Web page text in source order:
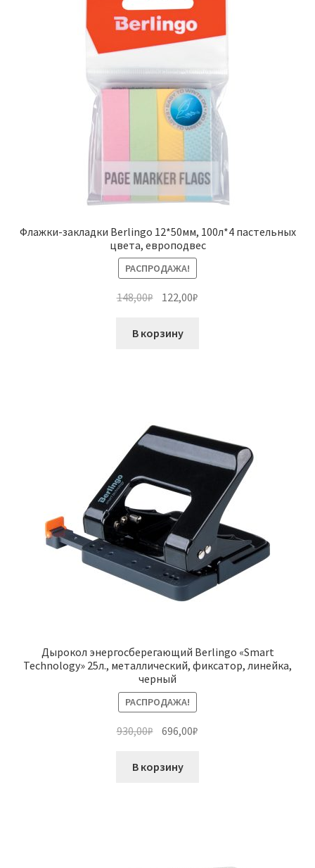
Флажки-закладки Berlingo 12*50мм, 100л*4 пастельных
цвета, европодвес
РАСПРОДАЖА!
148,00₽ Первоначальная
составляла
122,00₽
В корзину
Дырокол энергосберегающий Berlingo «Smart
Technology» 25л., металлический, фиксатор, линейка,
черный
РАСПРОДАЖА!
930,00₽ Первоначальная
составляла
696,00₽
В корзину